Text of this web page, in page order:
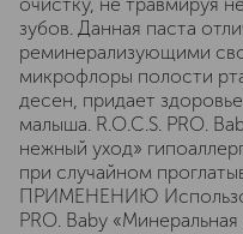
зубов. Данная паста
реминерализующими
микрофлоры полости
десен, придает
малыша. R.O.C.S. PRO.
нежный уход»
при случайном
ПРИМЕНЕНИЮ
PRO. Baby